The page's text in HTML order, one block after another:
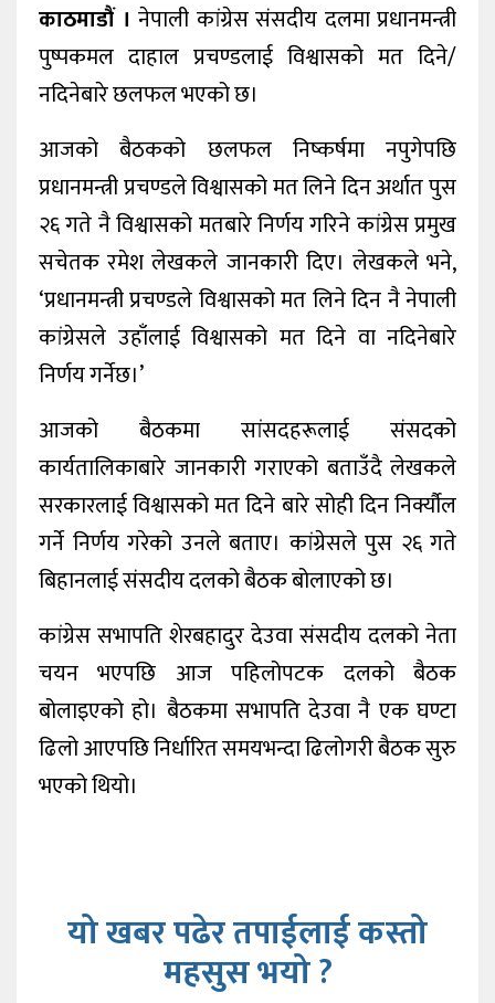
काठमाडौं । नेपाली कांग्रेस संसदीय दलमा प्रधानमन्त्री
पुष्पकमल दाहाल प्रचण्डलाई विश्वासको मत दिने/
नदिनेबारे छलफल भएको छ।
आजको बैठकको छलफल निष्कर्षमा नपुगेपछि
प्रधानमन्त्री प्रचण्डले विश्वासको मत लिने दिन अर्थात पुस
२६ गते नै विश्वासको मतबारे निर्णय गरिने कांग्रेस प्रमुख
सचेतक रमेश लेखकले जानकारी दिए। लेखकले भने,
‘प्रधानमन्त्री प्रचण्डले विश्वासको मत लिने दिन नै नेपाली
कांग्रेसले उहाँलाई विश्वासको मत दिने वा नदिनेबारे
निर्णय गर्नेछ।’
आजको बैठकमा सांसदहरूलाई संसदको
कार्यतालिकाबारे जानकारी गराएको बताउँदै लेखकले
सरकारलाई विश्वासको मत दिने बारे सोही दिन निर्क्यौल
गर्ने निर्णय गरेको उनले बताए। कांग्रेसले पुस २६ गते
बिहानलाई संसदीय दलको बैठक बोलाएको छ।
कांग्रेस सभापति शेरबहादुर देउवा संसदीय दलको नेता
चयन भएपछि आज पहिलोपटक दलको बैठक
बोलाइएको हो। बैठकमा सभापति देउवा नै एक घण्टा
ढिलो आएपछि निर्धारित समयभन्दा ढिलोगरी बैठक सुरु
भएको थियो।
यो खबर पढेर तपाईलाई कस्तो
महसुस भयो ?